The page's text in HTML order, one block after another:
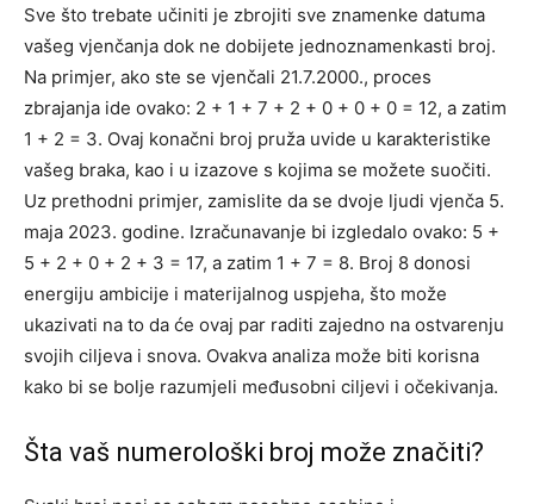
Sve što trebate učiniti je zbrojiti sve znamenke datuma
vašeg vjenčanja dok ne dobijete jednoznamenkasti broj.
Na primjer, ako ste se vjenčali 21.7.2000., proces
zbrajanja ide ovako: 2 + 1 + 7 + 2 + 0 + 0 + 0 = 12, a zatim
1 + 2 = 3. Ovaj konačni broj pruža uvide u karakteristike
vašeg braka, kao i u izazove s kojima se možete suočiti.
Uz prethodni primjer, zamislite da se dvoje ljudi vjenča 5.
maja 2023. godine. Izračunavanje bi izgledalo ovako: 5 +
5 + 2 + 0 + 2 + 3 = 17, a zatim 1 + 7 = 8. Broj 8 donosi
energiju ambicije i materijalnog uspjeha, što može
ukazivati na to da će ovaj par raditi zajedno na ostvarenju
svojih ciljeva i snova. Ovakva analiza može biti korisna
kako bi se bolje razumjeli međusobni ciljevi i očekivanja.
Šta vaš numerološki broj može značiti?